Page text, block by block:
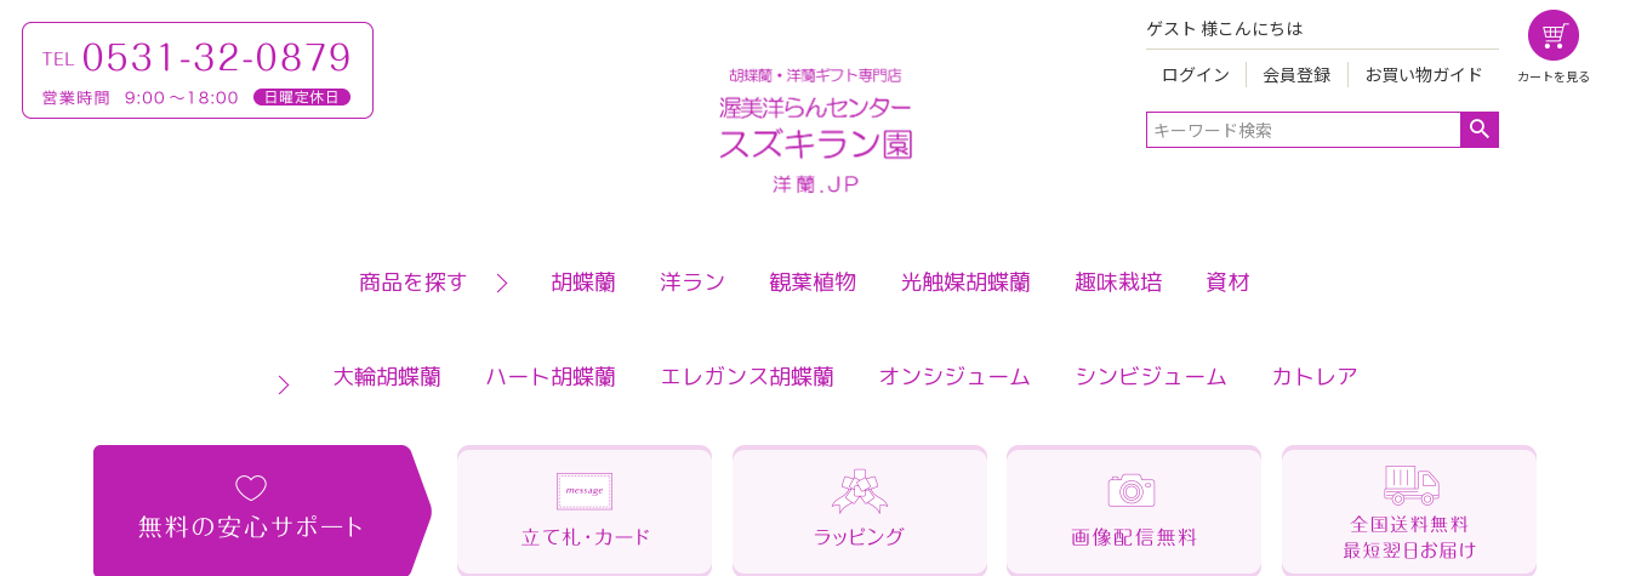
ゲスト 様こんにちは
ログイン
会員登録 お買い物ガイド カートを見る
検索
商品を探す 胡蝶蘭 洋ラン 観葉植物 光触媒胡蝶蘭 趣味栽培 資材
大輪胡蝶蘭 ハート胡蝶蘭 エレガンス胡蝶蘭 オンシジューム シンビジューム カトレア